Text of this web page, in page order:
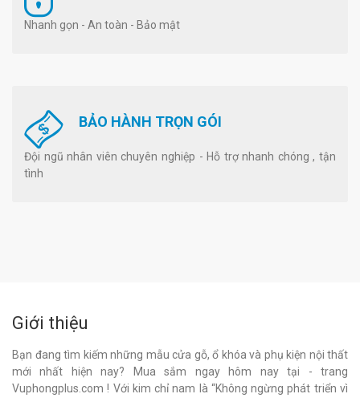
Nhanh gọn - An toàn - Bảo mật
BẢO HÀNH TRỌN GÓI
Đội ngũ nhân viên chuyên nghiệp - Hỗ trợ nhanh chóng , tận
tình
Giới thiệu
Bạn đang tìm kiếm những mẫu cửa gỗ, ổ khóa và phụ kiện nội thất
mới nhất hiện nay? Mua sắm ngay hôm nay tại - trang
Vuphongplus.com ! Với kim chỉ nam là “Không ngừng phát triển vì